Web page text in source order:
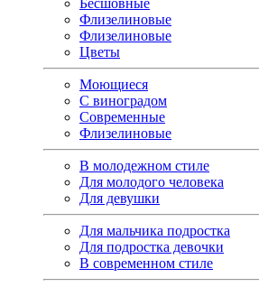
Бесшовные
Флизелиновые
Флизелиновые
Цветы
Моющиеся
С виноградом
Современные
Флизелиновые
В молодежном стиле
Для молодого человека
Для девушки
Для мальчика подростка
Для подростка девочки
В современном стиле